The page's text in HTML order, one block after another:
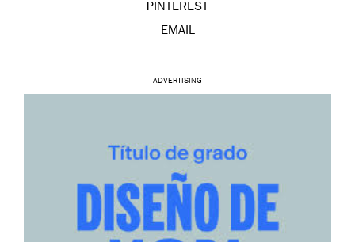
PINTEREST
EMAIL
ADVERTISING